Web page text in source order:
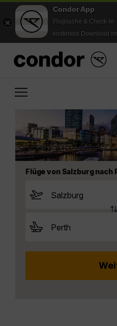
Condor App
Flugsuche & Check-in
kostenlos Download
Flüge von Salzburg nach